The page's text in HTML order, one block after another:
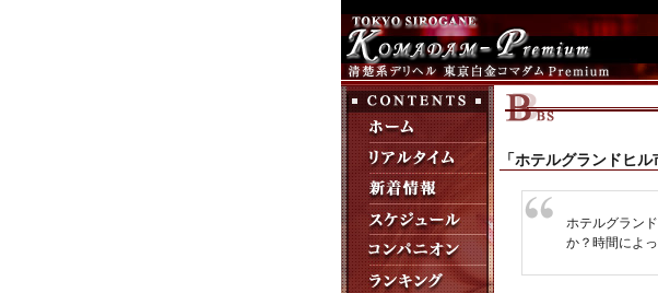
「ホテルグランドヒ
ホテルグラン
か？時間によ